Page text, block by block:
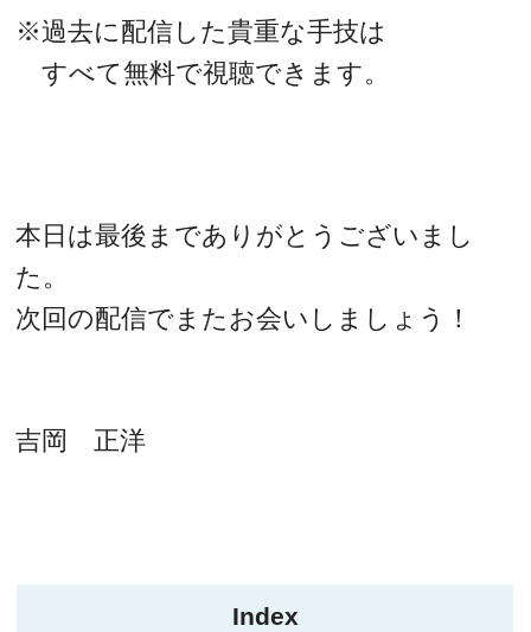
※過去に配信した貴重な手技は
すべて無料で視聴できます。
本日は最後までありがとうございまし
た。
次回の配信でまたお会いしましょう！
吉岡 正洋
Index